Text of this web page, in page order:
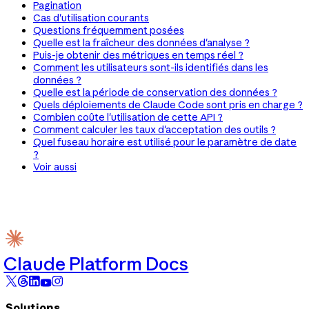
Pagination
Cas d'utilisation courants
Questions fréquemment posées
Quelle est la fraîcheur des données d'analyse ?
Puis-je obtenir des métriques en temps réel ?
Comment les utilisateurs sont-ils identifiés dans les
données ?
Quelle est la période de conservation des données ?
Quels déploiements de Claude Code sont pris en charge ?
Combien coûte l'utilisation de cette API ?
Comment calculer les taux d'acceptation des outils ?
Quel fuseau horaire est utilisé pour le paramètre de date
?
Voir aussi
Claude Platform Docs